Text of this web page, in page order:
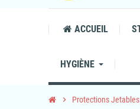
ACCUEIL
HYGIÈNE
chevron_right Protections Jetables